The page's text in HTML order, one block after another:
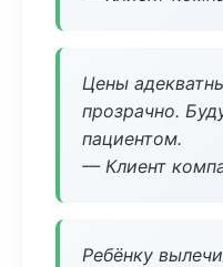
Цены
прозрачно.
пациентом.
— Клиент
Ребёнку